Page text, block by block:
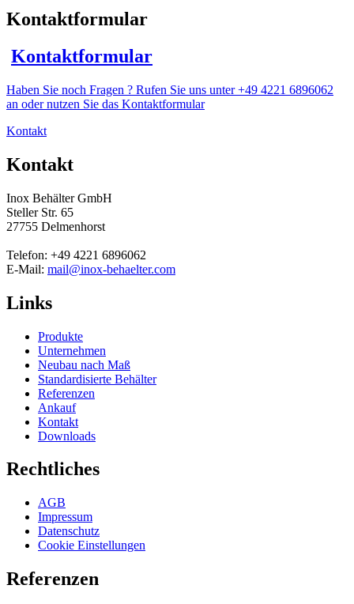
Kontaktformular
Kontaktformular
Haben Sie noch Fragen ? Rufen Sie uns unter +49 4221 6896062
an oder nutzen Sie das Kontaktformular
Kontakt
Kontakt
Inox Behälter GmbH
Steller Str. 65
27755 Delmenhorst
Telefon: +49 4221 6896062
E-Mail: mail@inox-behaelter.com
Links
Produkte
Unternehmen
Neubau nach Maß
Standardisierte Behälter
Referenzen
Ankauf
Kontakt
Downloads
Rechtliches
AGB
Impressum
Datenschutz
Cookie Einstellungen
Referenzen